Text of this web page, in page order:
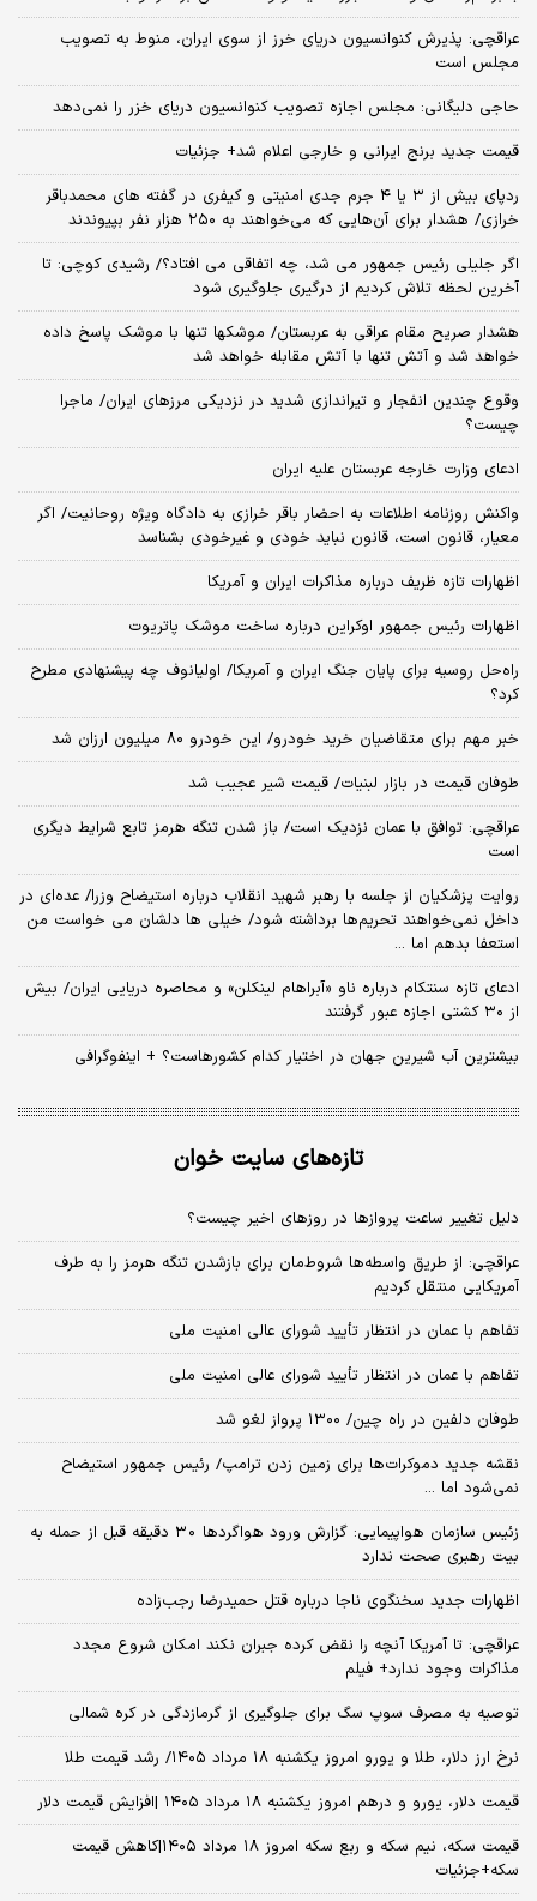
عراقچی: پذیرش کنوانسیون دریای خرز از سوی ایران، منوط به تصویب
مجلس است
حاجی دلیگانی: مجلس اجازه تصویب کنوانسیون دریای خزر را نمی‌دهد
قیمت جدید برنج ایرانی و خارجی اعلام شد+ جزئیات
ردپای بیش از ۳ یا ۴ جرم جدی امنیتی و کیفری در گفته های محمدباقر
خرازی/ هشدار برای آن‌هایی که می‌خواهند به ۲۵۰ هزار نفر بپیوندند
اگر جلیلی رئیس جمهور می شد، چه اتفاقی می افتاد؟/ رشیدی کوچی: تا
آخرین لحظه تلاش کردیم از درگیری جلوگیری شود
هشدار صریح مقام عراقی به عربستان/ موشکها تنها با موشک پاسخ داده
خواهد شد و آتش تنها با آتش مقابله خواهد شد
وقوع چندین انفجار و تیراندازی شدید در نزدیکی مرز‌های ایران/ ماجرا
چیست؟
ادعای وزارت خارجه عربستان علیه ایران
واکنش روزنامه اطلاعات به احضار باقر خرازی به دادگاه ویژه روحانیت/ اگر
معیار، قانون است، قانون نباید خودی و غیرخودی بشناسد
اظهارات تازه ظریف درباره مذاکرات ایران و آمریکا
اظهارات رئیس جمهور اوکراین درباره ساخت موشک پاتریوت
راه‌حل روسیه برای پایان جنگ ایران و آمریکا/ اولیانوف چه پیشنهادی مطرح
کرد؟
خبر مهم برای متقاضیان خرید خودرو/ این خودرو ۸۰ میلیون ارزان شد
طوفان قیمت در بازار لبنیات/ قیمت شیر عجیب شد
عراقچی: توافق با عمان نزدیک است/ باز شدن تنگه هرمز تابع شرایط دیگری
است
روایت پزشکیان از جلسه با رهبر شهید انقلاب درباره استیضاح وزرا/ عده‌ای در
داخل نمی‌خواهند تحریم‌ها برداشته شود/ خیلی ها دلشان می خواست من
استعفا بدهم اما ...
ادعای تازه سنتکام درباره ناو «آبراهام لینکلن» و محاصره دریایی ایران/ بیش
از ۳۰ کشتی اجازه عبور گرفتند
بیشترین آب شیرین جهان در اختیار کدام کشورهاست؟ + اینفوگرافی
تازه‌های سایت خوان
دلیل تغییر ساعت پروازها در روزهای اخیر چیست؟
عراقچی: از طریق واسطه‌ها شروط‌مان برای بازشدن تنگه هرمز را به طرف
آمریکایی منتقل کردیم
تفاهم با عمان در انتظار تأیید شورای عالی امنیت ملی
تفاهم با عمان در انتظار تأیید شورای عالی امنیت ملی
طوفان دلفین در راه چین/ ۱۳۰۰ پرواز لغو شد
نقشه جدید دموکرات‌ها برای زمین زدن ترامپ/ رئیس جمهور استیضاح
نمی‌شود اما ...
زئیس سازمان هواپیمایی: گزارش ورود هواگردها ٣٠ دقیقه قبل از حمله به
بیت رهبری صحت ندارد
اظهارات جدید سخنگوی ناجا درباره قتل حمیدرضا رجب‌زاده
عراقچی: تا آمریکا آنچه را نقض کرده جبران نکند امکان شروع مجدد
مذاکرات وجود ندارد+ فیلم
توصیه به مصرف سوپ سگ برای جلوگیری از گرمازدگی در کره شمالی
نرخ ارز دلار، طلا و یورو امروز یکشنبه ۱۸ مرداد ۱۴۰۵/ رشد قیمت طلا
قیمت دلار، یورو و درهم امروز یکشنبه ۱۸ مرداد ۱۴۰۵ |افزایش قیمت دلار
قیمت سکه، نیم سکه و ربع سکه امروز ۱۸ مرداد ۱۴۰۵|کاهش قیمت
سکه+جزئیات